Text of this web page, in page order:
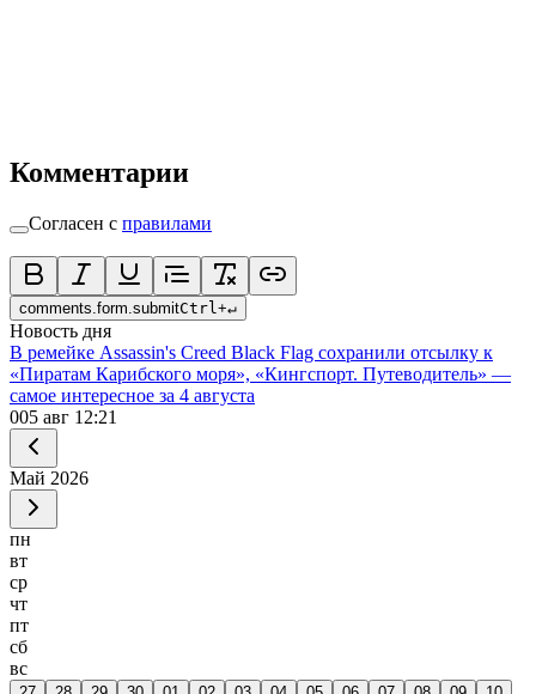
Комментарии
Согласен с правилами
comments.form.submitCtrl +↵
Новость дня
В ремейке Assassin's Creed Black Flag сохранили отсылку к
«Пиратам Карибского моря», «Кингспорт. Путеводитель» —
самое интересное за 4 августа
005 авг 12:21
Май 2026
пн
вт
ср
чт
пт
сб
вс